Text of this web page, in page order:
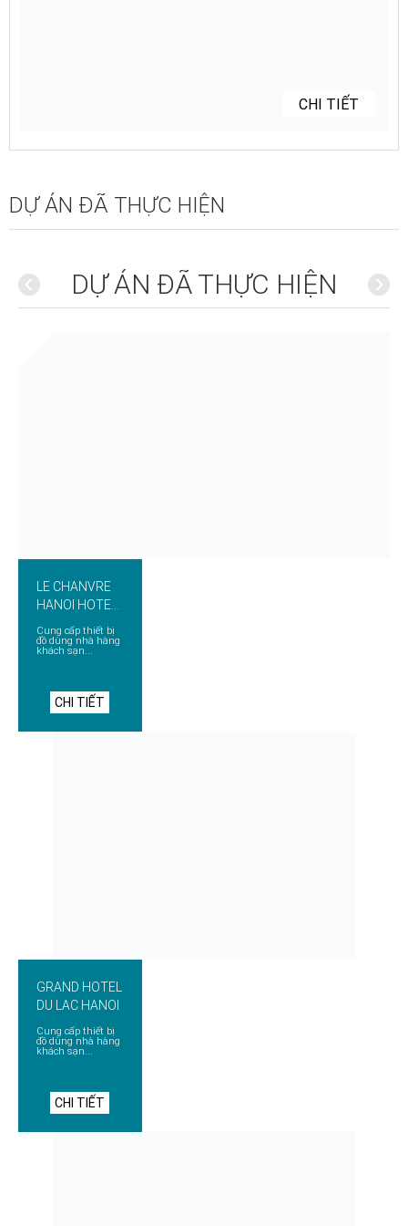
CHI TIẾT
DỰ ÁN ĐÃ THỰC HIỆN
DỰ ÁN ĐÃ THỰC HIỆN
LE CHANVRE
HANOI HOTEL
Cung cấp thiết bị
đồ dùng nhà hàng
khách sạn...
CHI TIẾT
GRAND HOTEL
DU LAC HANOI
Cung cấp thiết bị
đồ dùng nhà hàng
khách sạn...
CHI TIẾT